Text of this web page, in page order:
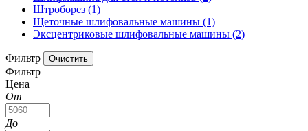
Штроборез (1)
Щеточные шлифовальные машины (1)
Эксцентриковые шлифовальные машины (2)
Фильтр
Фильтр
Цена
От
До